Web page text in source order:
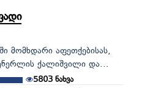
მომხდარი აფეთქებისას,
ქალიშვილი და...
5803 ნახვა